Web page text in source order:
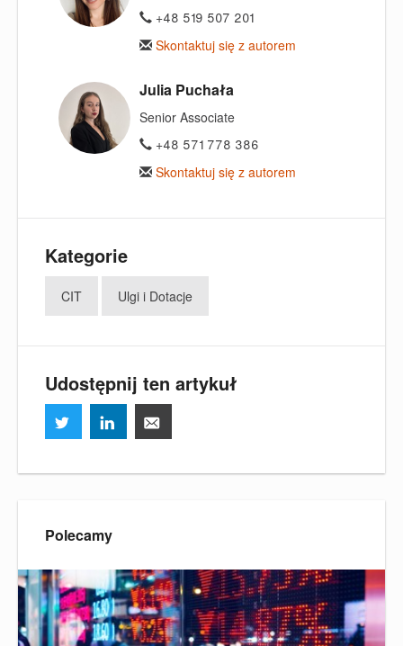
+48 519 507 201
Skontaktuj się z autorem
Julia Puchała
Senior Associate
+48 571 778 386
Skontaktuj się z autorem
Kategorie
CIT Ulgi i Dotacje
Udostępnij ten artykuł
Polecamy